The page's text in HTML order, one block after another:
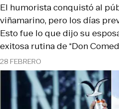
28 FEBRERO
El humorista conquistó al
viñamarino, pero los días
Esto fue lo que dijo su
exitosa rutina de “Don